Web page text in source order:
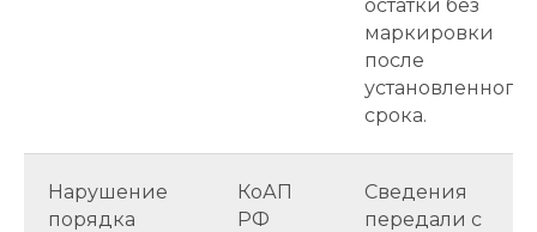
остатки без
маркировки
после
установленного
срока.
Нарушение
порядка
КоАП
РФ
Сведения
передали с